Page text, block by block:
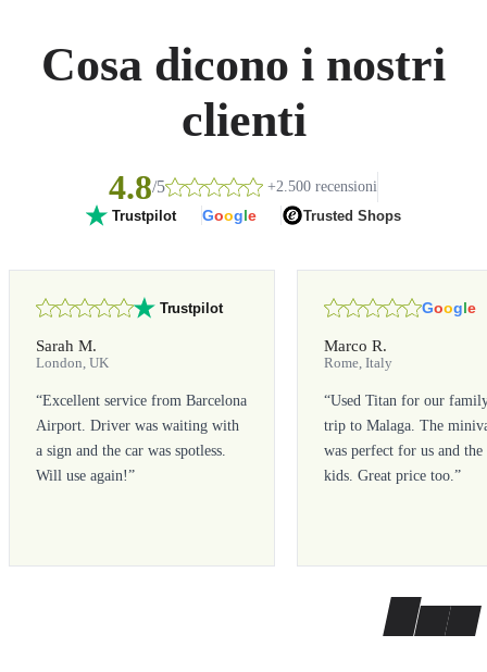
Cosa dicono i nostri
clienti
4.8/5 +2.500 recensioni
Trustpilot Google Trusted Shops
Trustpilot
Sarah M.
London, UK
“Excellent service from Barcelona
Airport. Driver was waiting with
a sign and the car was spotless.
Will use again!”
Google
Marco R.
Rome, Italy
“Used Titan for our
trip to Malaga. The
was perfect for us and the
kids. Great price too.”